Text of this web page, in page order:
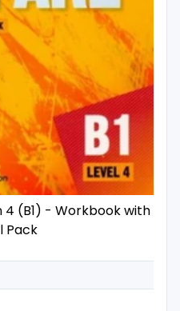
4 (B1) - Workbook with
Pack